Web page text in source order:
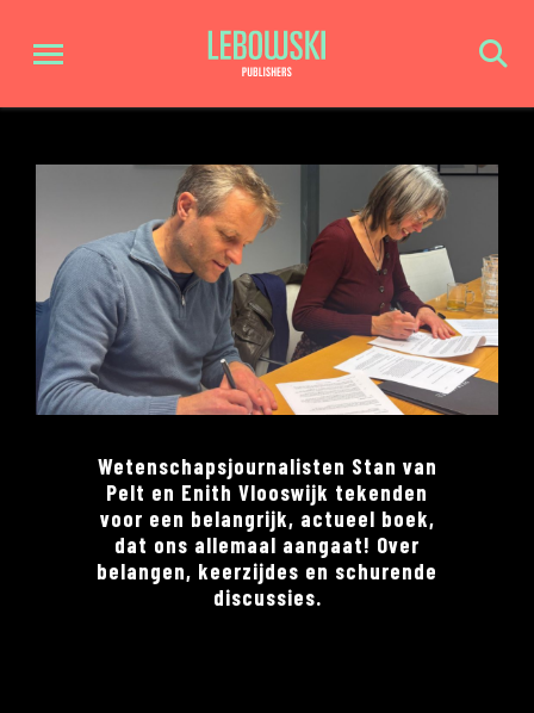
Wetenschapsjournalisten Stan van
Pelt en Enith Vlooswijk tekenden
voor een belangrijk, actueel boek,
dat ons allemaal aangaat! Over
belangen, keerzijdes en schurende
discussies.